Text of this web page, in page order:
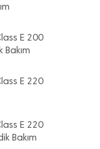
E 200
Bakım
E 220
E 220
Bakım